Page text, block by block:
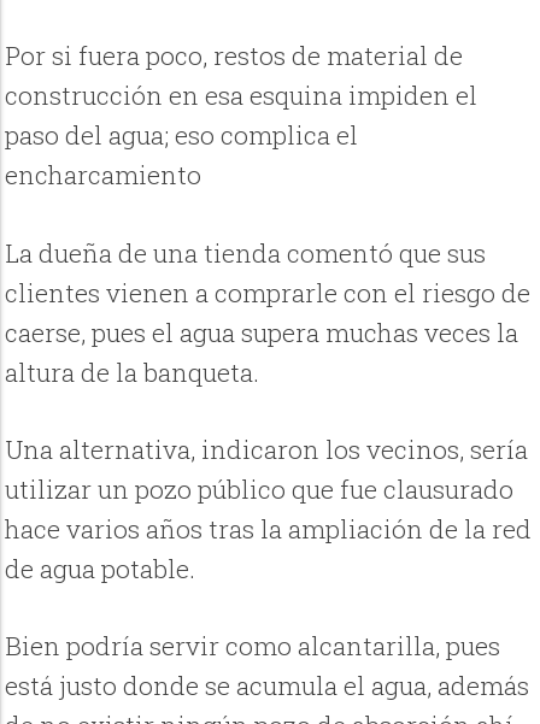
Por si fuera poco, restos de material de
construcción en esa esquina impiden el
paso del agua; eso complica el
encharcamiento
La dueña de una tienda comentó que sus
clientes vienen a comprarle con el riesgo de
caerse, pues el agua supera muchas veces la
altura de la banqueta.
Una alternativa, indicaron los vecinos, sería
utilizar un pozo público que fue clausurado
hace varios años tras la ampliación de la red
de agua potable.
Bien podría servir como alcantarilla, pues
está justo donde se acumula el agua, además